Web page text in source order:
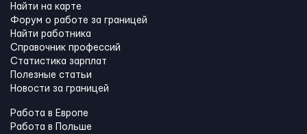
Найти на карте
Форум о работе за границей
Найти работника
Справочник профессий
Статистика зарплат
Полезные статьи
Новости за границей
Работа в Европе
Работа в Польше